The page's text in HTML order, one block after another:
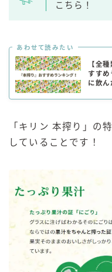
こちら！
あわせて読みたい
【全
すすめ
に飲ん
「キリン 本搾り」の
していることです！